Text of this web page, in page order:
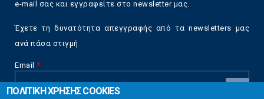
e-mail σας και εγγραφείτε στο newsletter μας.
Έχετε τη δυνατότητα απεγγραφής από τα newsletters μας
ανά πάσα στιγμή
Email *
ΠΟΛΙΤΙΚΗ ΧΡΗΣΗΣ COOKIES